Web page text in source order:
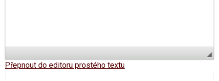
Přepnout do editoru prostého textu